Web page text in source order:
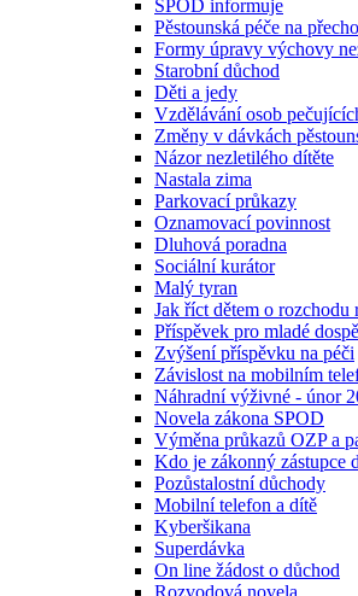
SPOD informuje
Pěstounská péče na
Formy úpravy výchovy
Starobní důchod
Děti a jedy
Vzdělávání osob
Změny v dávkách
Názor nezletilého dítěte
Nastala zima
Parkovací průkazy
Oznamovací povinnost
Dluhová poradna
Sociální kurátor
Malý tyran
Jak říct dětem o rozchodu
Příspěvek pro mladé
Zvýšení příspěvku na péči
Závislost na mobilním
Náhradní výživné - únor
Novela zákona SPOD
Výměna průkazů OZP a
Kdo je zákonný zástupce
Pozůstalostní důchody
Mobilní telefon a dítě
Kyberšikana
Superdávka
On line žádost o důchod
Rozvodová novela